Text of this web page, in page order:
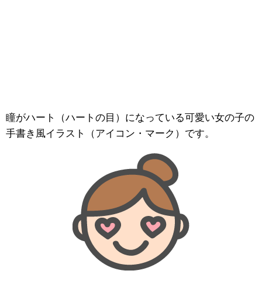
瞳がハート（ハートの目）になっている可愛い女の子の
手書き風イラスト（アイコン・マーク）です。